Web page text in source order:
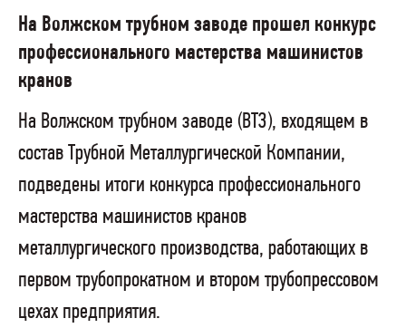
На Волжском трубном заводе прошел конкурс
профессионального мастерства машинистов
кранов
На Волжском трубном заводе (ВТЗ), входящем в
состав Трубной Металлургической Компании,
подведены итоги конкурса профессионального
мастерства машинистов кранов
металлургического производства, работающих в
первом трубопрокатном и втором трубопрессовом
цехах предприятия.